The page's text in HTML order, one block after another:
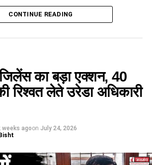
के निर्देशानुसार कक्षा 1 से 12 तक संचालित सभी
निजी विद्यालयों के साथ-साथ सभी आंगनवाड़ी
CONTINUE READING
का बड़ा एक्शन, 40
रिश्वत लेते उरेडा अधिकारी
weeks agoon July 24, 2026